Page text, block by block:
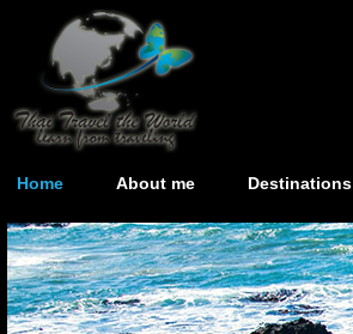
Home About me Destinations